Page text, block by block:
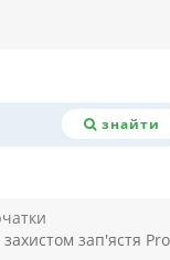
знайти
захистом зап'ястя